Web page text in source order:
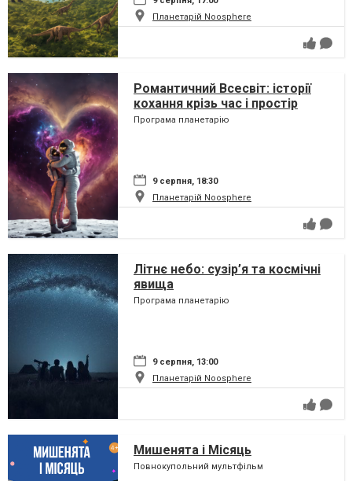
Планетарій Noosphere
Романтичний Всесвіт: історії
кохання крізь час і простір
Програма планетарію
9 серпня, 18:30
Планетарій Noosphere
Літнє небо: сузір’я та космічні
явища
Програма планетарію
9 серпня, 13:00
Планетарій Noosphere
Мишенята і Місяць
Повнокупольний мультфільм